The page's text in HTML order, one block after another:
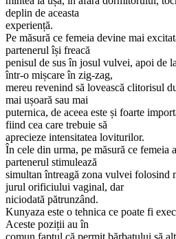
deplin de aceasta
experiență.
Pe măsură ce femeia devine mai
partenerul își freacă
penisul de sus în josul vulvei, apoi de
într-o mișcare în zig-zag,
mereu revenind să lovească clitorisul
mai ușoară sau mai
puternica, de aceea este și foarte
fiind cea care trebuie să
aprecieze intensitatea loviturilor.
În cele din urma, pe măsură ce femeia
partenerul stimulează
simultan întreagă zona vulvei folosind
jurul orificiului vaginal, dar
niciodată pătrunzând.
Kunyaza este o tehnica ce poate fi
Aceste poziții au în
comun faptul că permit bărbatului să